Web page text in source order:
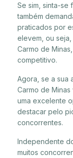
Se sim, sinta-se
também
praticados por
elevem, ou
Carmo de
competitivo.
Agora, se a sua
Carmo de
uma excelente
destacar pelo
concorrentes.
Independente
muitos